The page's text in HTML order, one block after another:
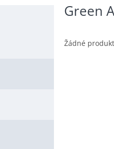
Green
Žádné